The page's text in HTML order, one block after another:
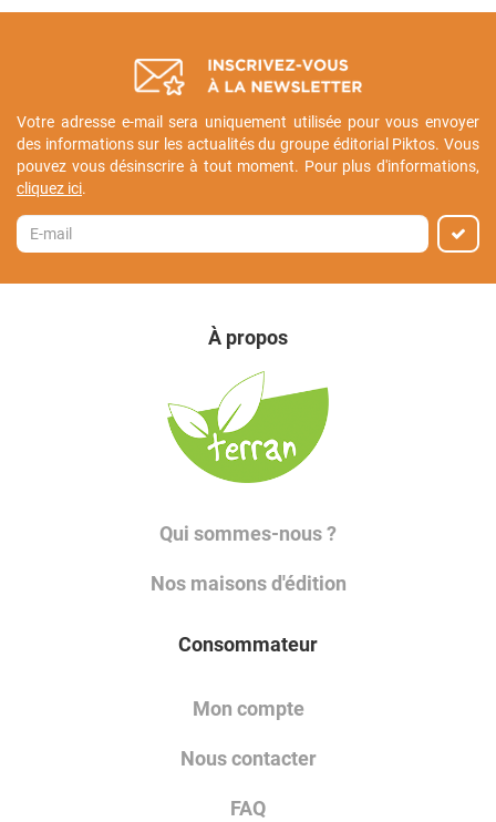
Votre adresse e-mail sera uniquement utilisée pour vous envoyer
des informations sur les actualités du groupe éditorial Piktos. Vous
pouvez vous désinscrire à tout moment. Pour plus d'informations,
cliquez ici.
À propos
Qui sommes-nous ?
Nos maisons d'édition
Consommateur
Mon compte
Nous contacter
FAQ